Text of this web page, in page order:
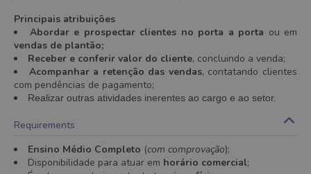
Principais atribuições
Abordar e prospectar clientes no porta a porta ou em
vendas de plantão;
Receber e conferir valor do cliente, concluindo a venda;
Acompanhar a retenção das vendas, contatando clientes
com pendências de pagamento;
Realizar outras atividades inerentes ao cargo e ao setor.
Requirements
Ensino Médio Completo (com comprovação);
Disponibilidade para atuar em horário comercial;